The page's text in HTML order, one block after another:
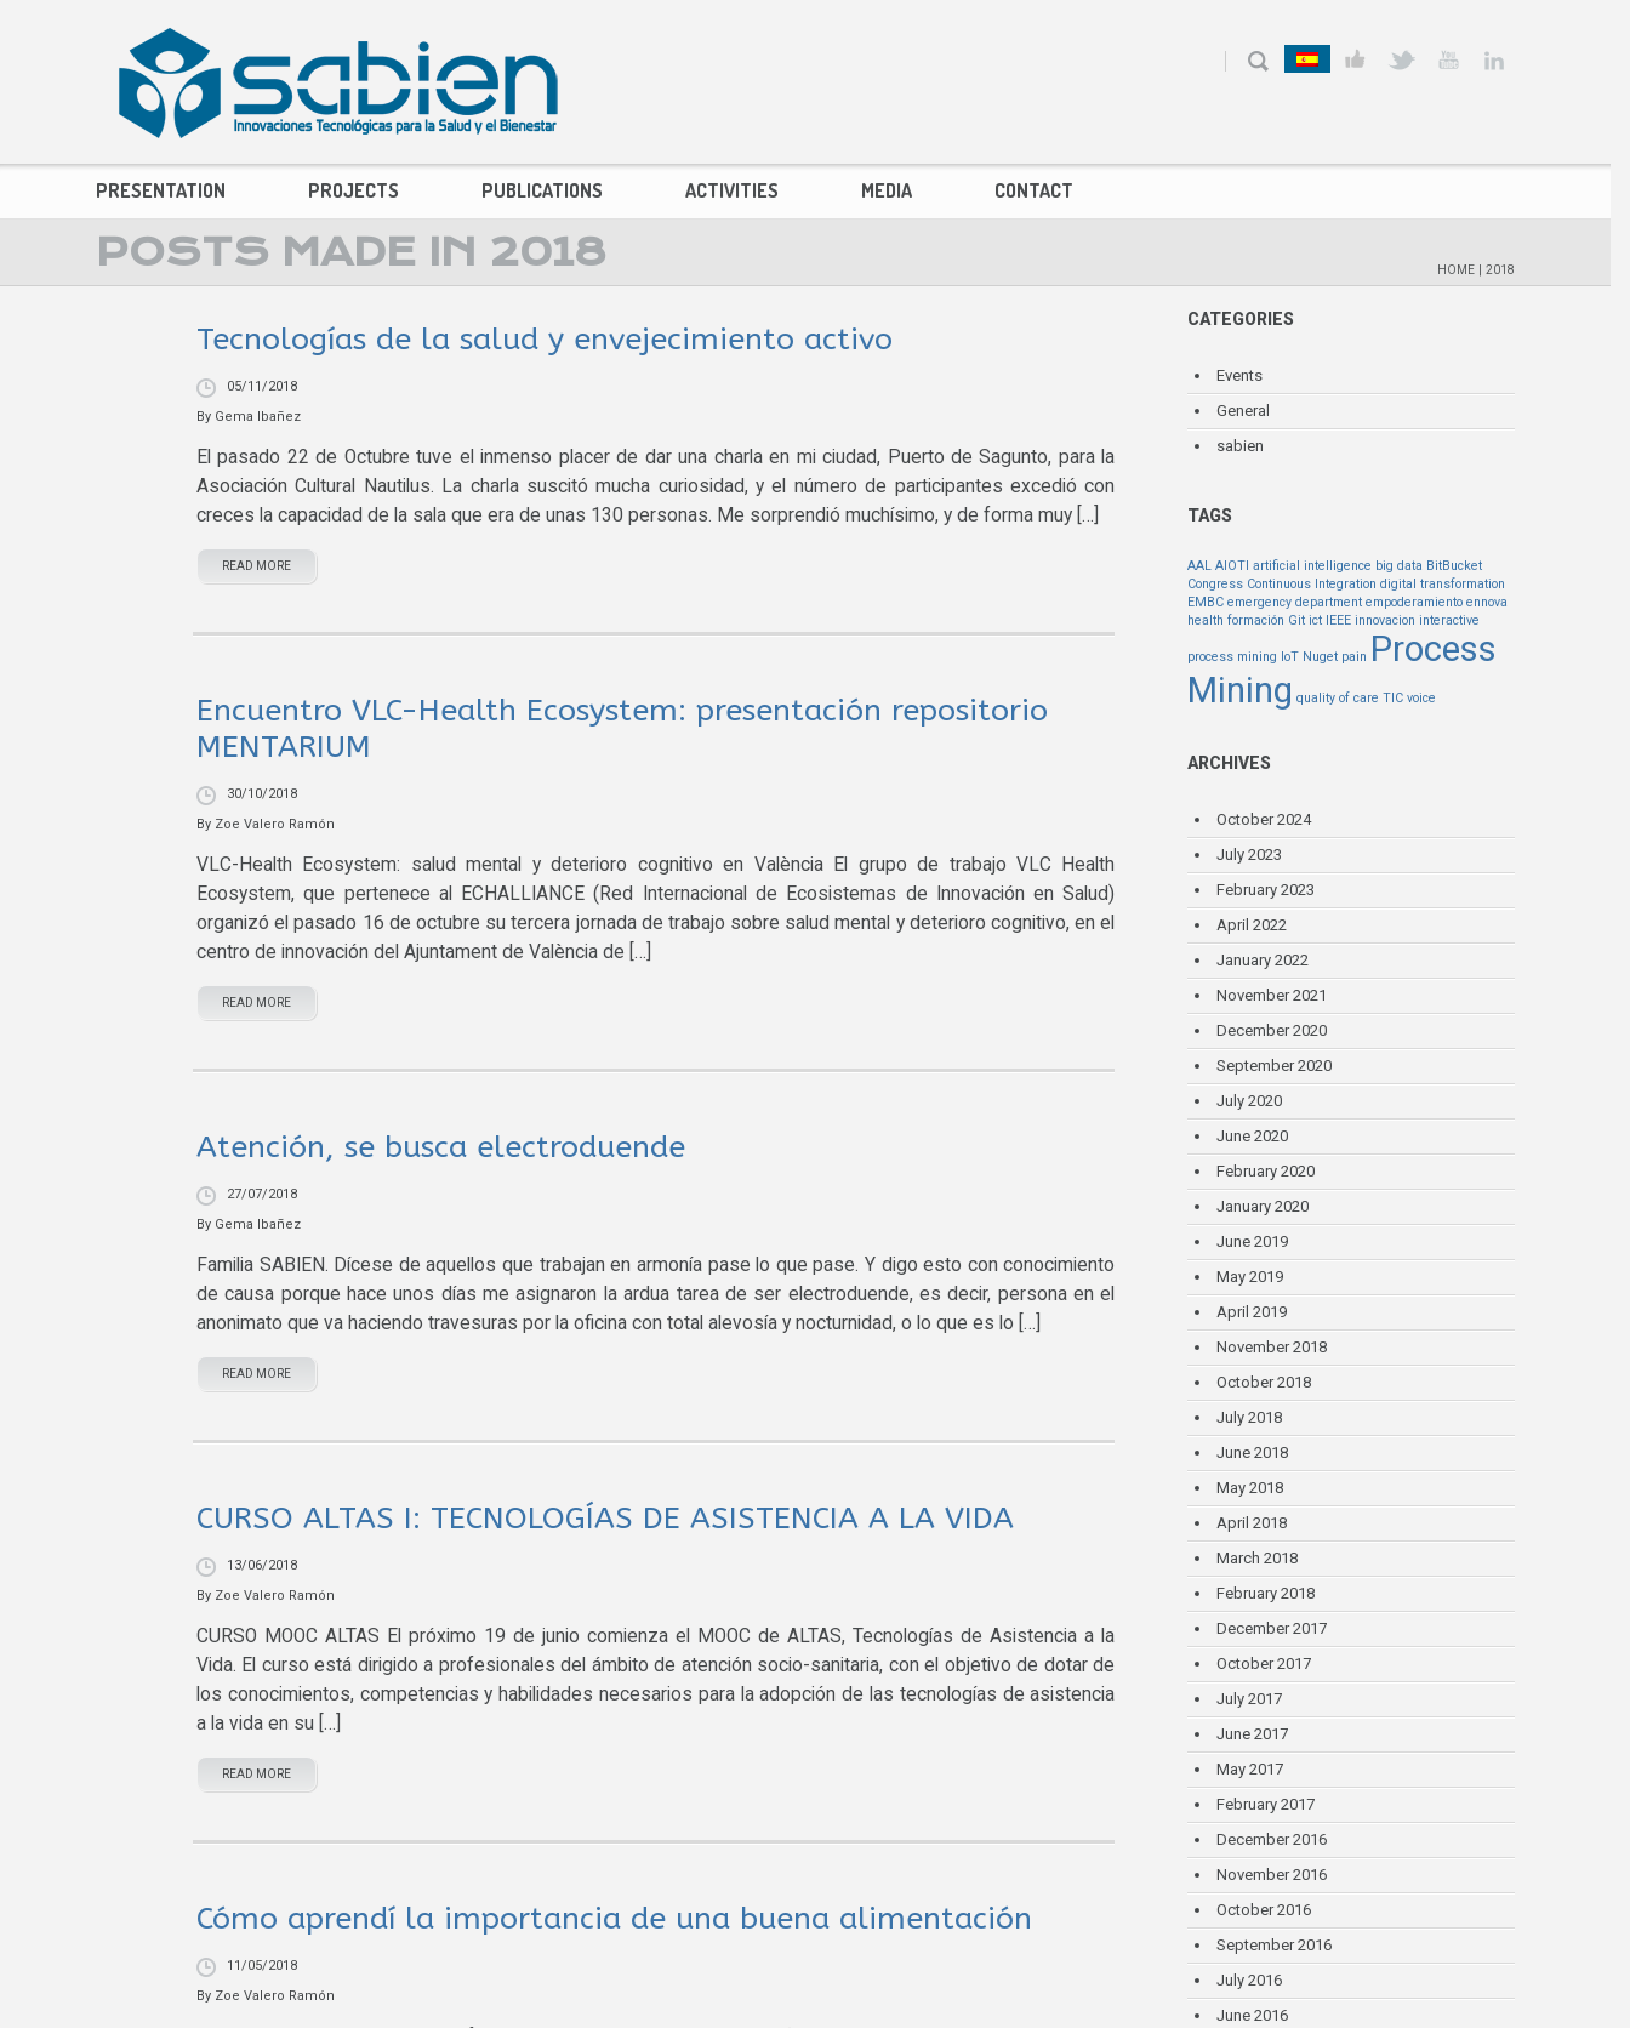
PRESENTATION PROJECTS PUBLICATIONS ACTIVITIES MEDIA CONTACT
POSTS MADE IN 2018 HOME 2018
Tecnologías de la salud y envejecimiento activo
05/11/2018
By Gema Ibañez
El pasado 22 de Octubre tuve el inmenso placer de dar una charla en mi ciudad, Puerto de Sagunto, para la
Asociación Cultural Nautilus. La charla suscitó mucha curiosidad, y el número de participantes excedió con
creces la capacidad de la sala que era de unas 130 personas. Me sorprendió muchísimo, y de forma muy […]
READ MORE
Encuentro VLC-Health Ecosystem: presentación repositorio
MENTARIUM
30/10/2018
By Zoe Valero Ramón
VLC-Health Ecosystem: salud mental y deterioro cognitivo en València El grupo de trabajo VLC Health
Ecosystem, que pertenece al ECHALLIANCE (Red Internacional de Ecosistemas de Innovación en Salud)
organizó el pasado 16 de octubre su tercera jornada de trabajo sobre salud mental y deterioro cognitivo, en el
centro de innovación del Ajuntament de València de […]
READ MORE
Atención, se busca electroduende
27/07/2018
By Gema Ibañez
Familia SABIEN. Dícese de aquellos que trabajan en armonía pase lo que pase. Y digo esto con conocimiento
de causa porque hace unos días me asignaron la ardua tarea de ser electroduende, es decir, persona en el
anonimato que va haciendo travesuras por la oficina con total alevosía y nocturnidad, o lo que es lo […]
READ MORE
CURSO ALTAS I: TECNOLOGÍAS DE ASISTENCIA A LA VIDA
13/06/2018
By Zoe Valero Ramón
CURSO MOOC ALTAS El próximo 19 de junio comienza el MOOC de ALTAS, Tecnologías de Asistencia a la
Vida. El curso está dirigido a profesionales del ámbito de atención socio-sanitaria, con el objetivo de dotar de
los conocimientos, competencias y habilidades necesarios para la adopción de las tecnologías de asistencia
a la vida en su […]
READ MORE
Cómo aprendí la importancia de una buena alimentación
11/05/2018
By Zoe Valero Ramón
CATEGORIES
Events
General
sabien
TAGS
AAL AIOTI artificial intelligence big data BitBucket
Congress Continuous Integration digital transformation
EMBC emergency department empoderamiento ennova
health formación Git ict IEEE innovacion interactive
process mining IoT Nuget pain Process
Mining quality of care TIC voice
ARCHIVES
October 2024
July 2023
February 2023
April 2022
January 2022
November 2021
December 2020
September 2020
July 2020
June 2020
February 2020
January 2020
June 2019
May 2019
April 2019
November 2018
October 2018
July 2018
June 2018
May 2018
April 2018
March 2018
February 2018
December 2017
October 2017
July 2017
June 2017
May 2017
February 2017
December 2016
November 2016
October 2016
September 2016
July 2016
June 2016